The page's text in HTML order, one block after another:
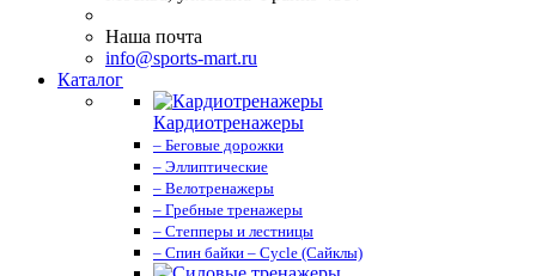
Наша почта
info@sports-mart.ru
Каталог
Кардиотренажеры
– Беговые дорожки
– Эллиптические
– Велотренажеры
– Гребные тренажеры
– Степперы и лестницы
– Спин байки – Cycle (Сайклы)